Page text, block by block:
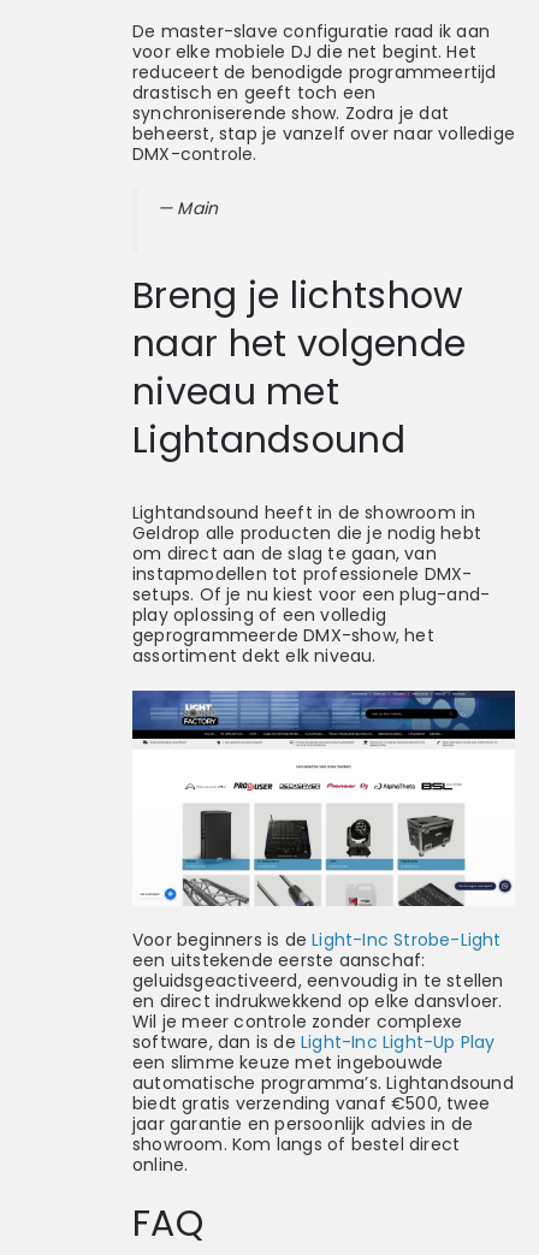
De master-slave configuratie raad ik aan
voor elke mobiele DJ die net begint. Het
reduceert de benodigde programmeertijd
drastisch en geeft toch een
synchroniserende show. Zodra je dat
beheerst, stap je vanzelf over naar volledige
DMX-controle.
— Main
Breng je lichtshow
naar het volgende
niveau met
Lightandsound
Lightandsound heeft in de showroom in
Geldrop alle producten die je nodig hebt
om direct aan de slag te gaan, van
instapmodellen tot professionele DMX-
setups. Of je nu kiest voor een plug-and-
play oplossing of een volledig
geprogrammeerde DMX-show, het
assortiment dekt elk niveau.
Voor beginners is deLight-Inc Strobe-Light
een uitstekende eerste aanschaf:
geluidsgeactiveerd, eenvoudig in te stellen
en direct indrukwekkend op elke dansvloer.
Wil je meer controle zonder complexe
software, dan is de Light-Inc Light-Up Play
een slimme keuze met ingebouwde
automatische programma’s. Lightandsound
biedt gratis verzending vanaf €500, twee
jaar garantie en persoonlijk advies in de
showroom. Kom langs of bestel direct
online.
FAQ